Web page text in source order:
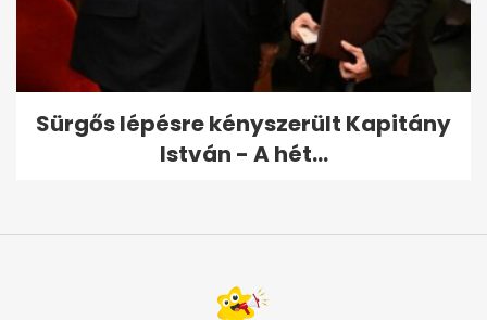
Sürgős lépésre kényszerült Kapitány
István - A hét...